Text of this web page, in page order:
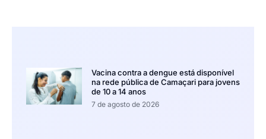
Vacina contra a dengue está disponível
na rede pública de Camaçari para jovens
de 10 a 14 anos
7 de agosto de 2026